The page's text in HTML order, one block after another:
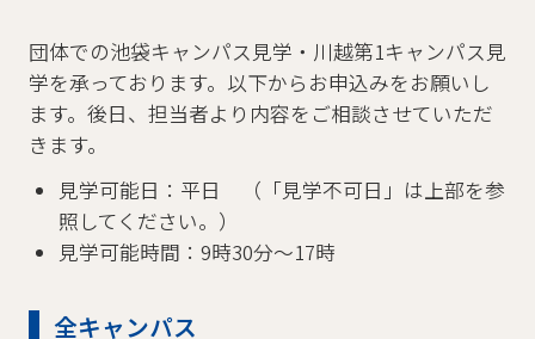
団体での池袋キャンパス見学・川越第1キャンパス見
学を承っております。 以下からお申込みをお願いし
ます。後日、担当者より内容をご相談させていただ
きます。
見学可能日：平日 （「見学不可日」は上部を参
照してください。）
見学可能時間：9時30分～17時
全キャンパス